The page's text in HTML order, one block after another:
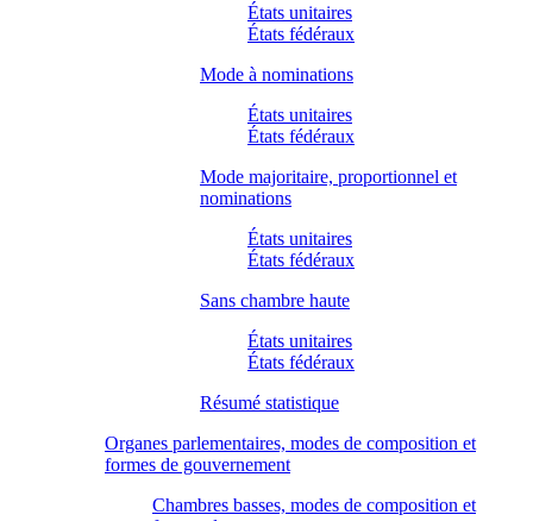
États unitaires
États fédéraux
Mode à nominations
États unitaires
États fédéraux
Mode majoritaire, proportionnel et
nominations
États unitaires
États fédéraux
Sans chambre haute
États unitaires
États fédéraux
Résumé statistique
Organes parlementaires, modes de composition et
formes de gouvernement
Chambres basses, modes de composition et